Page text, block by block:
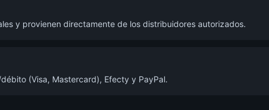
y provienen directamente de los distribuidores autorizados.
(Visa, Mastercard), Efecty y PayPal.